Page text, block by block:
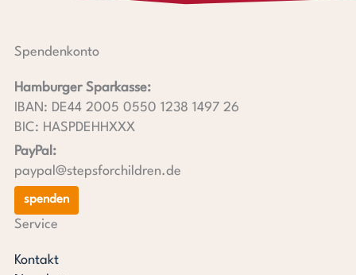
Spendenkonto
Hamburger Sparkasse:
IBAN: DE44 2005 0550 1238 1497 26
BIC: HASPDEHHXXX
PayPal:
paypal@stepsforchildren.de
spenden
Service
Kontakt